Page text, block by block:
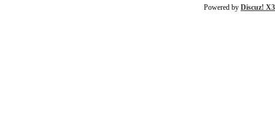
Powered by Discuz!